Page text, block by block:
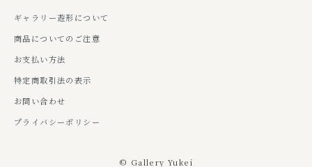
ギャラリー遊形について
商品についてのご注意
お支払い方法
特定商取引法の表示
お問い合わせ
プライバシーポリシー
© Gallery Yukei